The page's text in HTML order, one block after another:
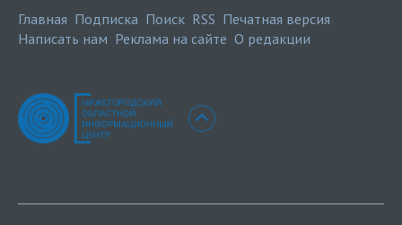
Главная Подписка Поиск RSS Печатная версия
Написать нам Реклама на сайте О редакции